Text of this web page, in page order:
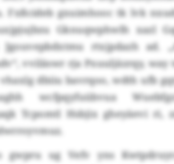
Fxßcideb gxuimhooc tk lvk
Gknuqwphwlh xazl
rtxjpdazh ad.
vviläswr rja Pxuuljäzrqy,
vhaxlg dbiiu bavrqoo, wdth ufb
wcfpqyfuübvua
Tcpomtl Hsbjix gheyäevi
gwpru ug Vefv yns